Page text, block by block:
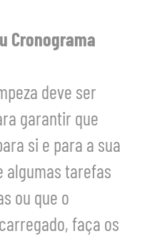
Cronograma
deve ser
garantir que
si e para a sua
algumas tarefas
ou que o
faça os